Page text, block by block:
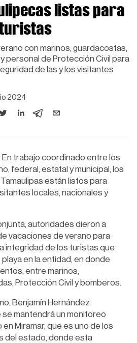
listas para
con marinos, guardacostas,
personal de Protección Civil para
de las y los visitantes
2024
En trabajo coordinado entre los
federal, estatal y municipal, los
están listos para
locales, nacionales y
autoridades dieron a
vacaciones de verano para
integridad de los turistas que
en la entidad, en donde
entre marinos,
Protección Civil y bomberos.
Benjamín Hernández
se mantendrá un monitoreo
Miramar, que es uno de los
del estado, donde esta